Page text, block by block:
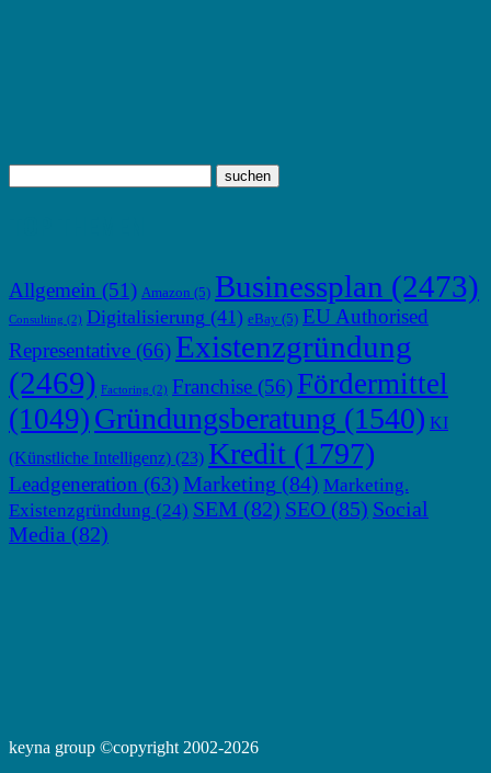
Allgemein (51) Amazon (5) Businessplan (2473)
Consulting (2) Digitalisierung (41) eBay (5) EU Authorised
Representative (66) Existenzgründung
(2469) Factoring (2) Franchise (56) Fördermittel
(1049) Gründungsberatung (1540) KI
(Künstliche Intelligenz) (23) Kredit (1797)
Leadgeneration (63)Marketing (84) Marketing.
Existenzgründung (24) SEM (82) SEO (85) Social
Media (82)
keyna group ©copyright 2002-2026